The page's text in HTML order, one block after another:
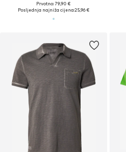
Prvotno: 79,90 €
Posljednja najniža cijena:25,96 €